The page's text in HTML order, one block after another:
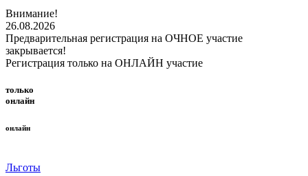
Внимание!
26.08.2026
Предварительная регистрация на ОЧНОЕ участие
закрывается!
Регистрация только на ОНЛАЙН участие
только
онлайн
онлайн
Льготы